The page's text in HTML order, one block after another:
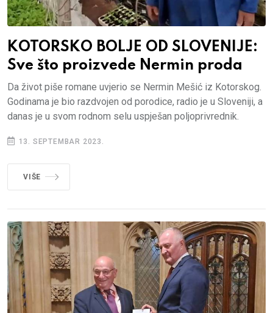
KOTORSKO BOLJE OD SLOVENIJE:
Sve što proizvede Nermin proda
Da život piše romane uvjerio se Nermin Mešić iz Kotorskog.
Godinama je bio razdvojen od porodice, radio je u Sloveniji, a
danas je u svom rodnom selu uspješan poljoprivrednik.
13. SEPTEMBAR 2023.
VIŠE